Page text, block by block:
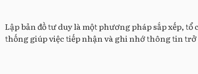
Lập bản đồ tư duy là một phương pháp sắp xếp,
thống giúp việc tiếp nhận và ghi nhớ thông tin trở